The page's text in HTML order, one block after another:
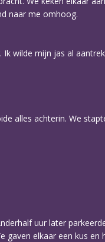
naar me omhoog.
wilde mijn jas al
alles achterin. We
uur later
elkaar een kus en